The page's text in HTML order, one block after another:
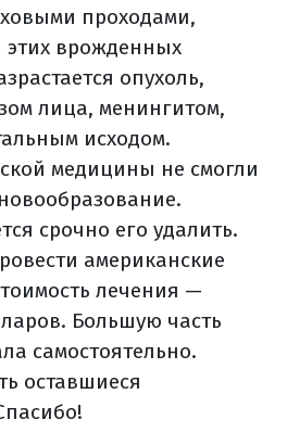
проходами,
этих врожденных
опухоль,
лица, менингитом,
исходом.
медицины не смогли
срочно его удалить.
американские
лечения —
Большую часть
самостоятельно.
оставшиеся